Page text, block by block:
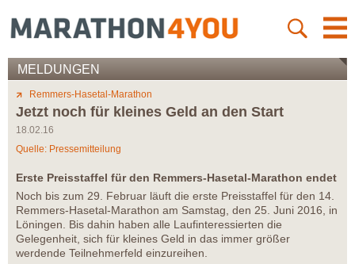
MELDUNGEN
Remmers-Hasetal-Marathon
Jetzt noch für kleines Geld an den Start
18.02.16
Quelle: Pressemitteilung
Erste Preisstaffel für den Remmers-Hasetal-Marathon endet
Noch bis zum 29. Februar läuft die erste Preisstaffel für den 14.
Remmers-Hasetal-Marathon am Samstag, den 25. Juni 2016, in
Löningen. Bis dahin haben alle Laufinteressierten die
Gelegenheit, sich für kleines Geld in das immer größer
werdende Teilnehmerfeld einzureihen.